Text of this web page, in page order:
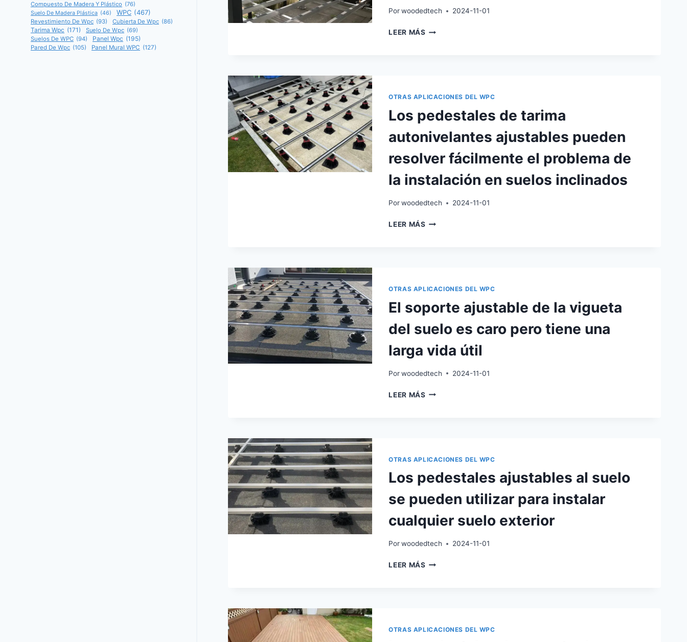
Por woodedtech 2024-11-01
LEER MÁS LOS
DAN
OTRAS APLICACIONES DEL WPC
Los pedestales de tarima
autonivelantes ajustables pueden
resolver fácilmente el problema de
la instalación en suelos inclinados
Por woodedtech 2024-11-01
LEER MÁS LOS
PUEDEN
FÁCILMENTE
PROBLEMA
LA
EN
INCLINADOS
OTRAS APLICACIONES DEL WPC
El soporte ajustable de la vigueta
del suelo es caro pero tiene una
larga vida útil
Por woodedtech 2024-11-01
LEER MÁS EL
DEL
ES
PERO
UNA
LARGA
VIDA
OTRAS APLICACIONES DEL WPC
Los pedestales ajustables al suelo
se pueden utilizar para instalar
cualquier suelo exterior
Por woodedtech 2024-11-01
LEER MÁS LOS
PUEDEN
OTRAS APLICACIONES DEL WPC
Compuesto De Madera Y Plástico (76)
Suelo De Madera Plástica (46) WPC (467)
Revestimiento De Wpc (93) Cubierta De Wpc (86)
Tarima Wpc (171) Suelo De Wpc (69)
Suelos De WPC (94) Panel Wpc (195)
Pared De Wpc (105) Panel Mural WPC (127)